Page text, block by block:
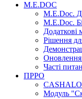
M.E.DOC
M.E.Doc.
M.E.Doc.
Додаткові
Рішення
Часті
ПРРО
Модуль